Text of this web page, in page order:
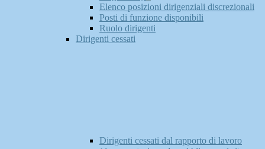
Elenco posizioni dirigenziali discrezionali
Posti di funzione disponibili
Ruolo dirigenti
Dirigenti cessati
Dirigenti cessati dal rapporto di lavoro